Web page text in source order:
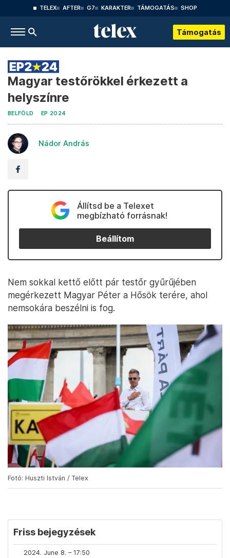
TELEX AFTER G7 KARAKTER TÁMOGATÁS SHOP
Támogatás
Magyar testőrökkel érkezett a
helyszínre
BELFÖLD EP 2024
Nádor András
Állítsd be a Telexet
megbízható forrásnak!
Beállítom
Nem sokkal kettő előtt pár testőr gyűrűjében
megérkezett Magyar Péter a Hősök terére, ahol
nemsokára beszélni is fog.
Fotó: Huszti István / Telex
Friss bejegyzések
2024. June 8. – 17:50